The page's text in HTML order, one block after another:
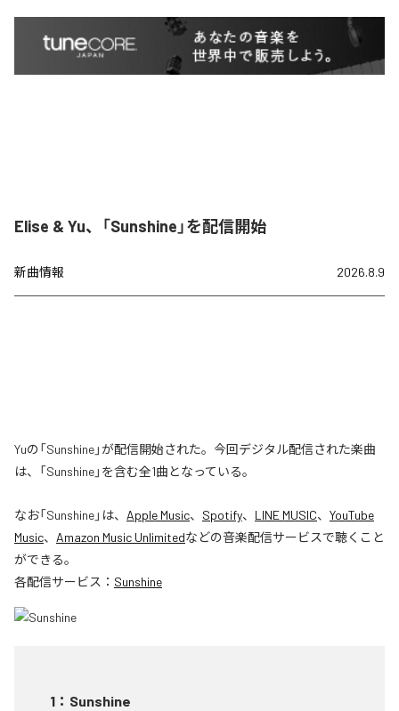
Elise & Yu、「Sunshine」を配信開始
新曲情報 2026.8.9
Yuの「Sunshine」が配信開始された。今回デジタル配信された楽曲
は、「Sunshine」を含む全1曲となっている。
なお「Sunshine」は、 Apple Music、 Spotify、 LINE MUSIC、 YouTube
Music、 Amazon Music Unlimitedなどの音楽配信サービスで聴くこと
ができる。
各配信サービス： Sunshine
1 ： Sunshine